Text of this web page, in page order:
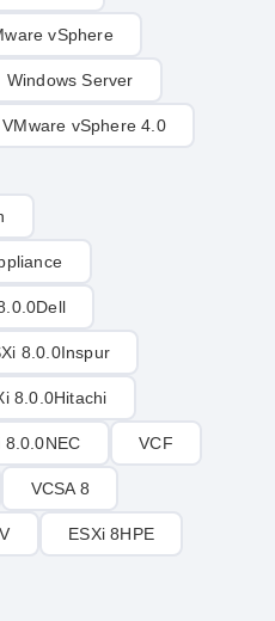
vSphere
Windows Server
VMware vSphere 4.0
8.0.0Inspur
8.0.0Hitachi
8.0.0NEC VCF
VCSA 8
ESXi 8HPE